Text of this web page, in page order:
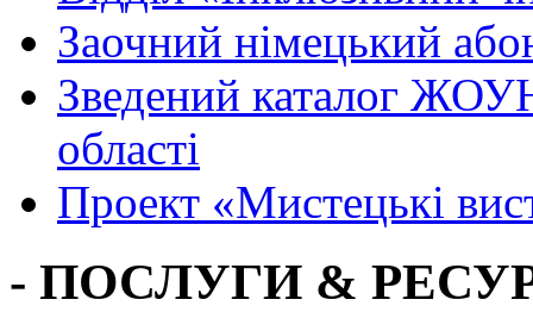
Заочний німецький
Зведений каталог
області
Проект «Мистецькі
- ПОСЛУГИ &